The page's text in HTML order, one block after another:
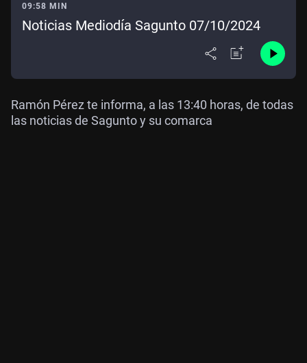
09:58 MIN
Noticias Mediodía Sagunto 07/10/2024
Ramón Pérez te informa, a las 13:40 horas, de todas
las noticias de Sagunto y su comarca